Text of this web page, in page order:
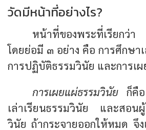
วัดมีหน้าที่อย่างไร?
หน้าที่ของพระที่เรียกว่
โดยย่อมี ๓ อย่าง คือ การศึกษา
การปฏิบัติธรรมวินัย และการเ
การเผยแผ่ธรรมวินัย ก็คื
เล่าเรียนธรรมวินัย และสอน
วินัย ถ้ากระจายออกให้หมด จึ